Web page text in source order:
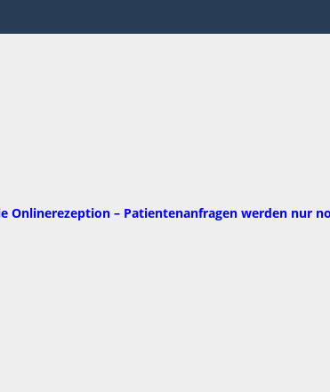
Onlinerezeption – Patientenanfragen werden nur